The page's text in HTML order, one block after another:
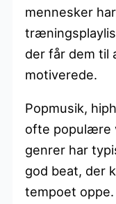
mennesker
der får dem til
motiverede.
Popmusik,
ofte populære
genrer har
god beat, der
tempoet